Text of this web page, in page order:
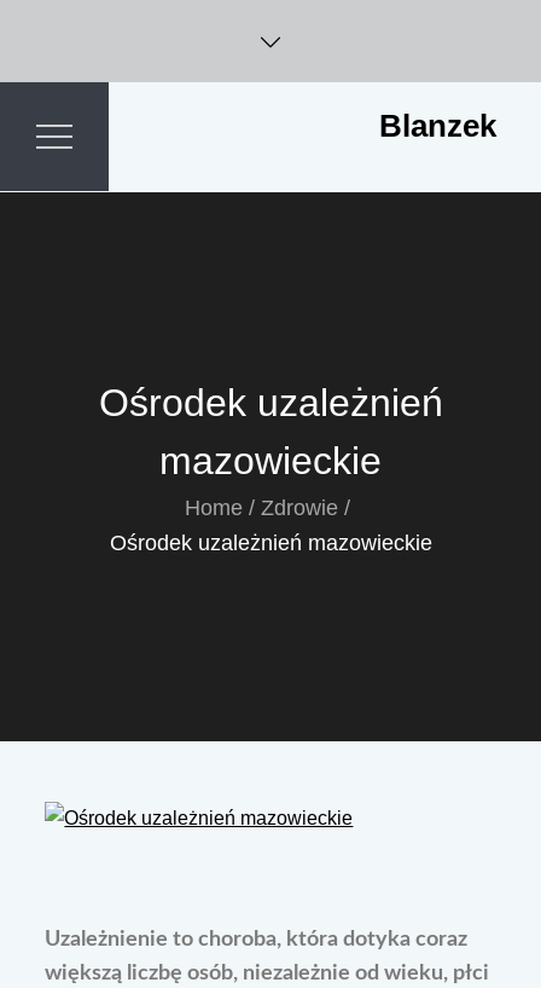
content
Blanzek
Ośrodek uzależnień
mazowieckie
Home
Zdrowie
Ośrodek uzależnień mazowieckie
Uzależnienie to choroba, która dotyka coraz
większą liczbę osób, niezależnie od wieku, płci